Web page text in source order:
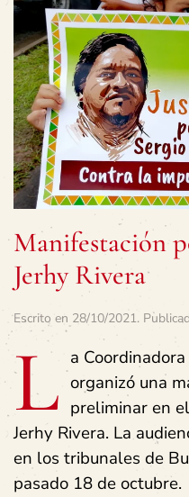
Manifestación
Jerhy Rivera
Escrito en 28/10/2021.
L a
organizó una
preliminar en
Jerhy Rivera. La
en los tribunales de
pasado 18 de octubre.